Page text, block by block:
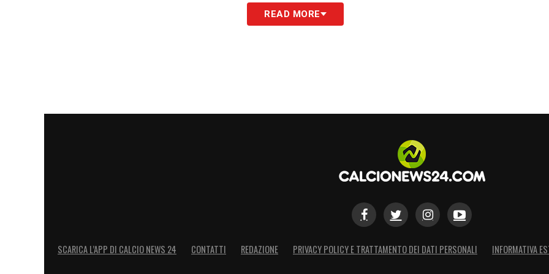
READ MORE
SCARICA L’APP DI CALCIO NEWS 24 CONTATTI REDAZIONE PRIVACY POLICY E TRATTAMENTO DEI DATI PERSONALI INFORMATIVA